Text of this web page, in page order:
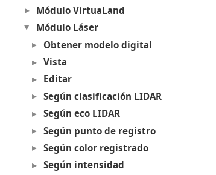
Módulo VirtuaLand
Módulo Láser
Obtener modelo digital
Vista
Editar
Según clasificación LIDAR
Según eco LIDAR
Según punto de registro
Según color registrado
Según intensidad